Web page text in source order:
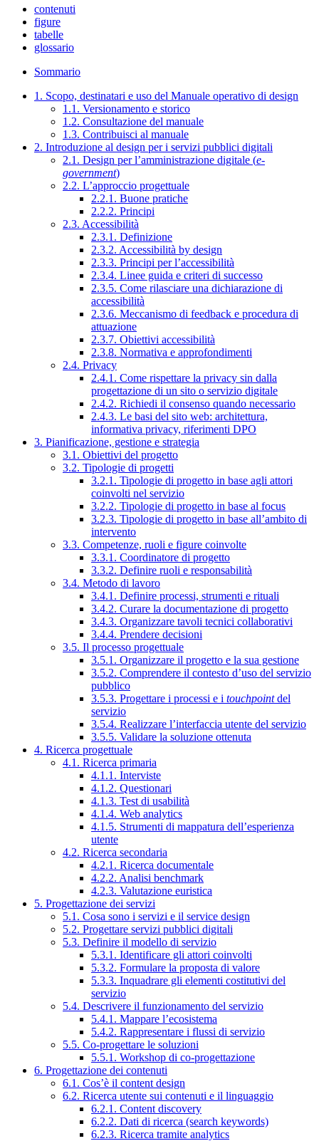
contenuti
figure
tabelle
glossario
Sommario
1. Scopo, destinatari e uso del Manuale operativo di design
1.1. Versionamento e storico
1.2. Consultazione del manuale
1.3. Contribuisci al manuale
2. Introduzione al design per i servizi pubblici digitali
2.1. Design per l’amministrazione digitale (e-
government)
2.2. L’approccio progettuale
2.2.1. Buone pratiche
2.2.2. Principi
2.3. Accessibilità
2.3.1. Definizione
2.3.2. Accessibilità by design
2.3.3. Principi per l’accessibilità
2.3.4. Linee guida e criteri di successo
2.3.5. Come rilasciare una dichiarazione di
accessibilità
2.3.6. Meccanismo di feedback e procedura di
attuazione
2.3.7. Obiettivi accessibilità
2.3.8. Normativa e approfondimenti
2.4. Privacy
2.4.1. Come rispettare la privacy sin dalla
progettazione di un sito o servizio digitale
2.4.2. Richiedi il consenso quando necessario
2.4.3. Le basi del sito web: architettura,
informativa privacy, riferimenti DPO
3. Pianificazione, gestione e strategia
3.1. Obiettivi del progetto
3.2. Tipologie di progetti
3.2.1. Tipologie di progetto in base agli attori
coinvolti nel servizio
3.2.2. Tipologie di progetto in base al focus
3.2.3. Tipologie di progetto in base all’ambito di
intervento
3.3. Competenze, ruoli e figure coinvolte
3.3.1. Coordinatore di progetto
3.3.2. Definire ruoli e responsabilità
3.4. Metodo di lavoro
3.4.1. Definire processi, strumenti e rituali
3.4.2. Curare la documentazione di progetto
3.4.3. Organizzare tavoli tecnici collaborativi
3.4.4. Prendere decisioni
3.5. Il processo progettuale
3.5.1. Organizzare il progetto e la sua gestione
3.5.2. Comprendere il contesto d’uso del servizio
pubblico
3.5.3. Progettare i processi e i touchpointdel
servizio
3.5.4. Realizzare l’interfaccia utente del servizio
3.5.5. Validare la soluzione ottenuta
4. Ricerca progettuale
4.1. Ricerca primaria
4.1.1. Interviste
4.1.2. Questionari
4.1.3. Test di usabilità
4.1.4. Web analytics
4.1.5. Strumenti di mappatura dell’esperienza
utente
4.2. Ricerca secondaria
4.2.1. Ricerca documentale
4.2.2. Analisi benchmark
4.2.3. Valutazione euristica
5. Progettazione dei servizi
5.1. Cosa sono i servizi e il service design
5.2. Progettare servizi pubblici digitali
5.3. Definire il modello di servizio
5.3.1. Identificare gli attori coinvolti
5.3.2. Formulare la proposta di valore
5.3.3. Inquadrare gli elementi costitutivi del
servizio
5.4. Descrivere il funzionamento del servizio
5.4.1. Mappare l’ecosistema
5.4.2. Rappresentare i flussi di servizio
5.5. Co-progettare le soluzioni
5.5.1. Workshop di co-progettazione
6. Progettazione dei contenuti
6.1. Cos’è il content design
6.2. Ricerca utente sui contenuti e il linguaggio
6.2.1. Content discovery
6.2.2. Dati di ricerca (search keywords)
6.2.3. Ricerca tramite analytics